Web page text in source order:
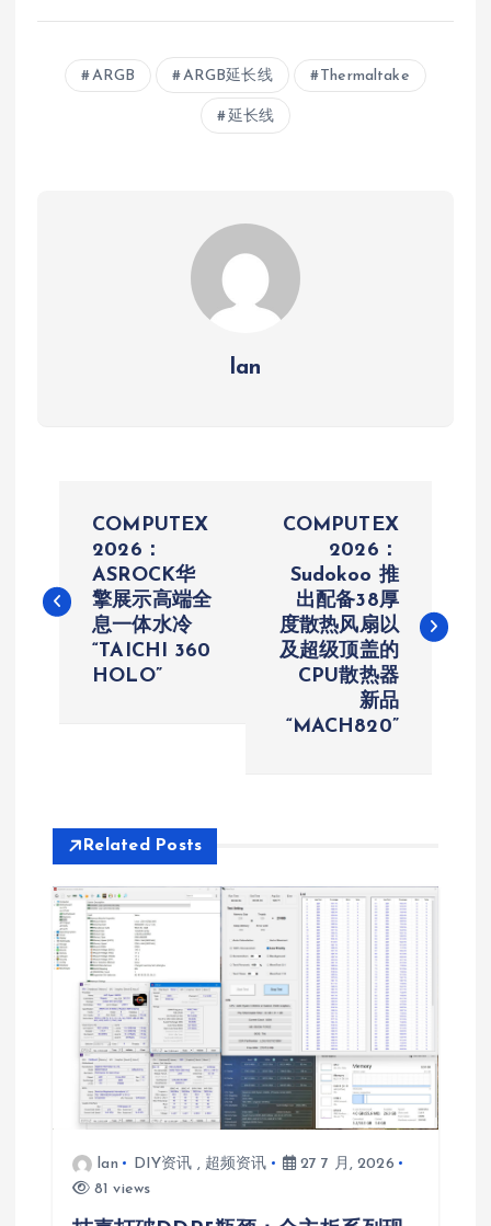
ARGB ARGB延长线 Thermaltake
延长线
lan
导
COMPUTEX
2026：
ASROCK华
擎展示高端全
息一体水冷
“TAICHI 360
HOLO”
COMPUTEX
2026：
Sudokoo 推
出配备38厚
度散热风扇以
及超级顶盖的
CPU散热器
新品
“MACH820”
Related Posts
lan DIY资讯 , 超频资讯
27 7 月, 2026
81 views